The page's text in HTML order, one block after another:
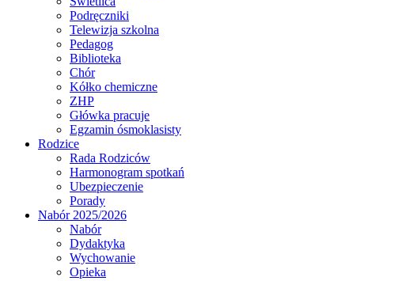
Podręczniki
Telewizja szkolna
Pedagog
Biblioteka
Chór
Kółko chemiczne
ZHP
Główka pracuje
Egzamin ósmoklasisty
Rodzice
Rada Rodziców
Harmonogram spotkań
Ubezpieczenie
Porady
Nabór 2025/2026
Nabór
Dydaktyka
Wychowanie
Opieka